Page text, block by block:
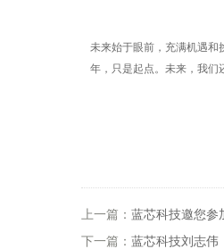
未来始于眼前，充满机遇和
年，只是起点。未来，我们
上一篇： 蓝芯科技邀您参
下一篇： 蓝芯科技刘志伟